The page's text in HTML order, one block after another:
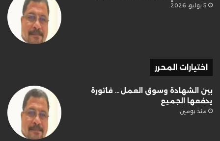
5 يوليو، 2026
اختيارات المحرر
بين الشهادة وسوق العمل… فاتورة
يدفعها الجميع
منذ يومين